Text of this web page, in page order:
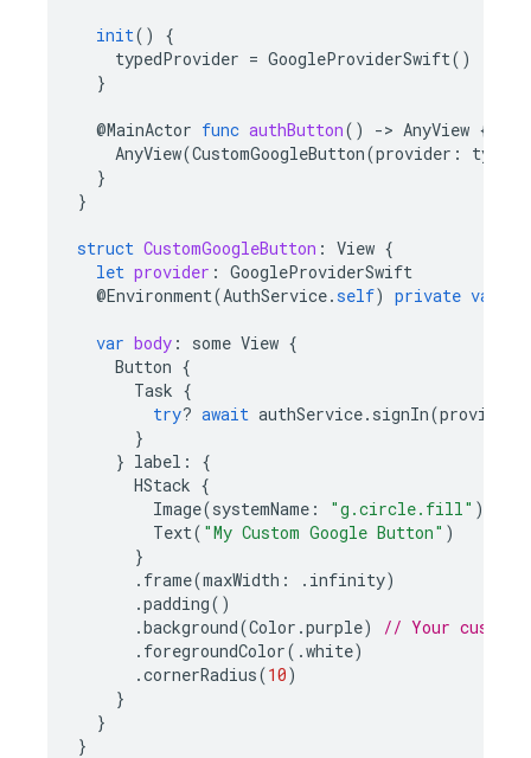
init()
{
typedProvider = GoogleProviderSwift()
}
@MainActor func authButton() -> AnyView {
AnyView(CustomGoogleButton(provider :
}
}
struct CustomGoogleButton : View {
let provider : GoogleProviderSwift
@Environment(AuthService.self) private var
var body : some View {
Button {
Task {
try? await authService. signIn(provider
}
} label :
{
HStack {
Image(systemName : "g.circle.fill" )
Text( "My Custom Google Button" )
}
. frame(maxWidth : . infinity)
.padding()
.background(Color .purple)
// Your custom
. foregroundColor(.white)
.cornerRadius(10)
}
}
}